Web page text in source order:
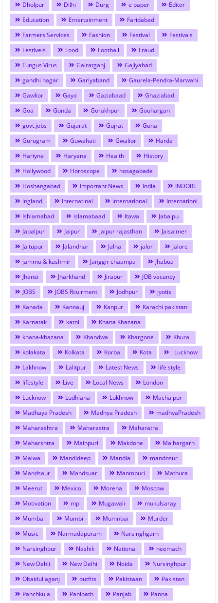
Dholpur Dilhi Durg e paper
Editor
Education
Entertainment
Faridabad
Farmers Services
Fashion Festival
Festivals
Festivels
Food Football
Fraud
Fungus Virus
Gairatganj
Gajiyabad
gandhi nagar
Gariyaband
Gaurela-Pendra-Marwahi
Gawlior
Gaya Gaziabaad
Ghaziabad
Goa
Gonda Gorakhpur
Gouhargan
govt.jobs
Gujarat Gujrat
Guna
Gurugram
Guwahati Gwalior
Harda
Hariyna
Haryana Health
History
Hollywood
Horoscope
hosagabade
Hoshangabad
Important News India
INDORE
ingland
Internatinal international
Internationl
Ishlamabad
islamabaad Itawa
Jabalpu
Jabalpur
Jaipur jaipur rajasthan
Jaisalmer
Jaitupur
Jalandhar Jalna jalor
Jalore
jammu & kashmir
Janggir chaampa
Jhabua
Jhansi
Jharkhand Jirapur
JOB vacancy
JOBS
JOBS Rcuirment Jodhpur
jyotis
Kanada
Kannauj Kanpur
Karachi pakistan
Karnatak
katni
Khana Khazana
khana-khazana
Khandwa Khargone
Khurai
kolakata
Kolkata Korba Kota
l Lucknow
Lakhnow
Lalitpur Latest News
life style
lifestyle
Live Local News
London
Lucknow
Ludhiana Lukhnow
Machalpur
Madhaya Pradesh
Madhya Pradesh
madhyaPradesh
Maharashtra
Maharastra
Maharatra
Maharshtra
Mainpuri Makdone
Malhargarh
Malwa
Mandideep Mandla
mandosur
Mandsaur
Mandsuar Manmpuri
Mathura
Meerut
Mexico Morena
Moscow
Motivation
mp Mugawali
mukulsaray
Mumbai
Mumbi Mumnbai
Murder
Music
Narmadapuram
Narsinghgarh
Narsinghpur
Nashik National
neemach
New Dehli
New Delhi Noida
Nursinghpur
Obaidullaganj
outfits Pakistaan
Pakistan
Panchkula
Panipath Panjab
Panna